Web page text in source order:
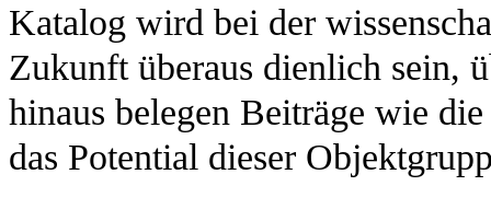
Katalog wird bei der
Zukunft überaus dienlich sein,
hinaus belegen Beiträge wie
das Potential dieser